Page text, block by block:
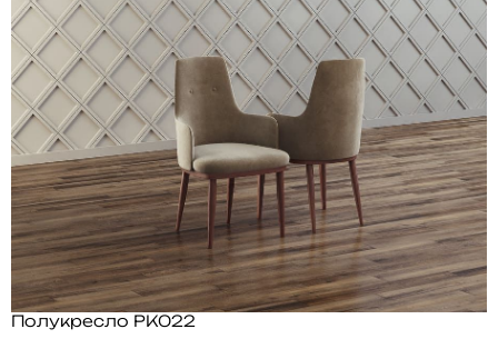
Полукресло PK022